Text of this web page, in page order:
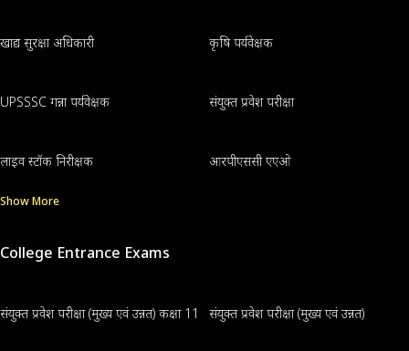
खाद्य सुरक्षा अधिकारी कृषि पर्यवेक्षक
UPSSSC गन्ना पर्यवेक्षक संयुक्त प्रवेश परीक्षा
लाइव स्टॉक निरीक्षक आरपीएससी एएओ
Show More
College Entrance Exams
संयुक्त प्रवेश परीक्षा (मुख्य एवं उन्नत) कक्षा 11 संयुक्त प्रवेश परीक्षा (मुख्य एवं उन्नत)